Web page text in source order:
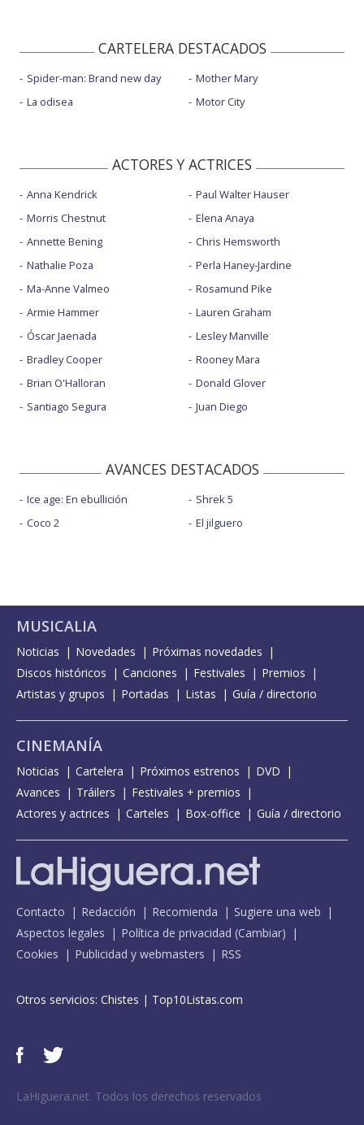
CARTELERA DESTACADOS
Spider-man: Brand new day
La odisea
Mother Mary
Motor City
ACTORES Y ACTRICES
Anna Kendrick
Morris Chestnut
Annette Bening
Nathalie Poza
Ma-Anne Valmeo
Armie Hammer
Óscar Jaenada
Bradley Cooper
Brian O'Halloran
Santiago Segura
Paul Walter Hauser
Elena Anaya
Chris Hemsworth
Perla Haney-Jardine
Rosamund Pike
Lauren Graham
Lesley Manville
Rooney Mara
Donald Glover
Juan Diego
AVANCES DESTACADOS
Ice age: En ebullición
Coco 2
Shrek 5
El jilguero
MUSICALIA
Noticias Novedades
Próximas novedades
Discos históricos
Canciones Festivales
Premios
Artistas y grupos
Portadas Listas Guía / directorio
CINEMANÍA
Noticias Cartelera Próximos estrenos
DVD
Avances
Tráilers
Festivales + premios
Actores y actrices
Carteles Box-office Guía / directorio
Contacto Redacción Recomienda
Sugiere una web
Aspectos legales
Política de privacidad (Cambiar)
Cookies
Publicidad y webmasters RSS
Otros servicios: Chistes | Top10Listas.com
LaHiguera.net. Todos los derechos reservados